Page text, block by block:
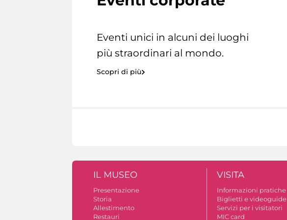
Eventi unici in alcuni dei luoghi
più straordinari al mondo.
Scopri di più
IL MUSEO
Presentazione
Storia
Allestimento
Restauri
VISITA
Informazioni pratiche
Biglietti e videoguide
Servizi per i visitatori
MIC card